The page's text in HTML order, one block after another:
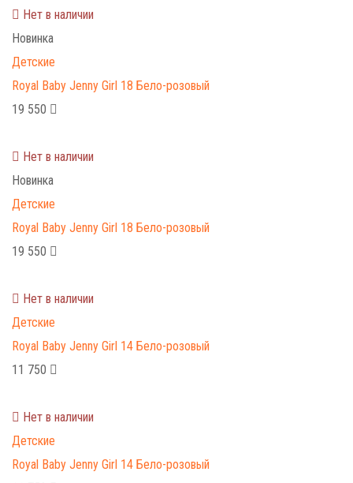
Нет в наличии
Новинка
Детские
Royal Baby Jenny Girl 18 Бело-розовый
19 550
Нет в наличии
Новинка
Детские
Royal Baby Jenny Girl 18 Бело-розовый
19 550
Нет в наличии
Детские
Royal Baby Jenny Girl 14 Бело-розовый
11 750
Нет в наличии
Детские
Royal Baby Jenny Girl 14 Бело-розовый